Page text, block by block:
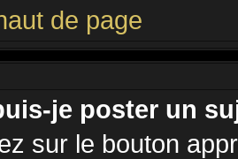
de page
je poster un
sur le bouton